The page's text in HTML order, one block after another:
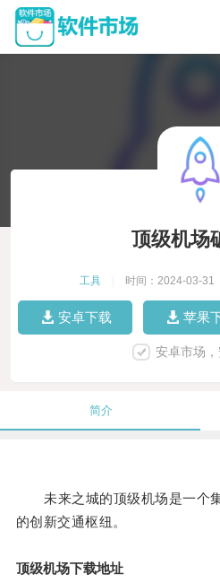
顶级机场
工具 时间：2024-03-31
安卓下载 苹果
安卓市场
简介
未来之城的顶级机场是一个
的创新交通枢纽。
顶级机场下载地址